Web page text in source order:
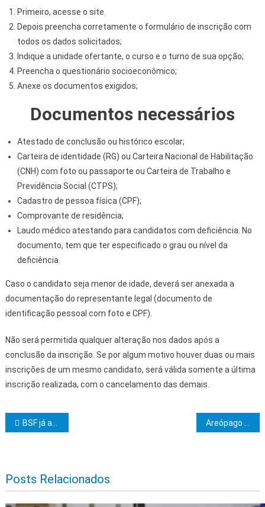
Primeiro, acesse o site.
Depois preencha corretamente o formulário de inscrição com
todos os dados solicitados;
Indique a unidade ofertante, o curso e o turno de sua opção;
Preencha o questionário socioeconômico;
Anexe os documentos exigidos;
Documentos necessários
Atestado de conclusão ou histórico escolar;
Carteira de identidade (RG) ou Carteira Nacional de Habilitação
(CNH) com foto ou passaporte ou Carteira de Trabalho e
Previdência Social (CTPS);
Cadastro de pessoa física (CPF);
Comprovante de residência;
Laudo médico atestando para candidatos com deficiência. No
documento, tem que ter especificado o grau ou nível da
deficiência.
Caso o candidato seja menor de idade, deverá ser anexada a
documentação do representante legal (documento de
identificação pessoal com foto e CPF).
Não será permitida qualquer alteração nos dados após a
conclusão da inscrição. Se por algum motivo houver duas ou mais
inscrições de um mesmo candidato, será válida somente a última
inscrição realizada, com o cancelamento das demais.
Navegação de Post
BSF já atendeu mais de 70 mil famílias em vulnerabilidade social em todo o estado Areópago Itabunense realizará sessão magna de iniciação
Posts Relacionados